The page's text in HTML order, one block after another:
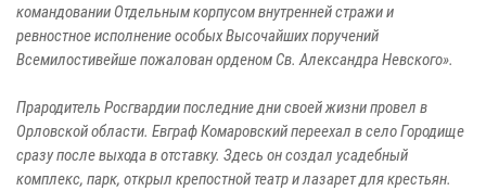
командовании Отдельным корпусом внутренней стражи и
ревностное исполнение особых Высочайших поручений
Всемилостивейше пожалован орденом Св. Александра Невского».
Прародитель Росгвардии последние дни своей жизни провел в
Орловской области. Евграф Комаровский переехал в село Городище
сразу после выхода в отставку. Здесь он создал усадебный
комплекс, парк, открыл крепостной театр и лазарет для крестьян.